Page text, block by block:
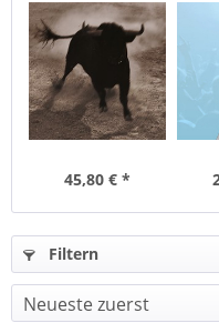
Dresden
45,80 € *
Filtern